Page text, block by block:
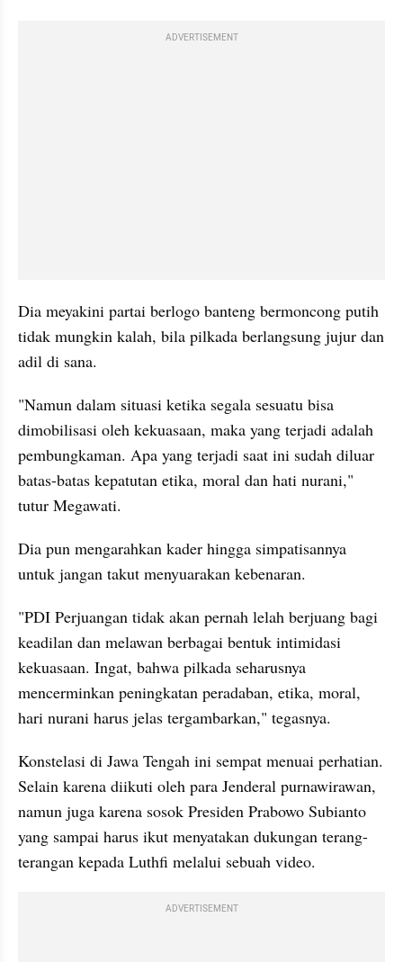
ADVERTISEMENT
Dia meyakini partai berlogo banteng bermoncong putih
tidak mungkin kalah, bila pilkada berlangsung jujur dan
adil di sana.
"Namun dalam situasi ketika segala sesuatu bisa
dimobilisasi oleh kekuasaan, maka yang terjadi adalah
pembungkaman. Apa yang terjadi saat ini sudah diluar
batas-batas kepatutan etika, moral dan hati nurani,"
tutur Megawati.
Dia pun mengarahkan kader hingga simpatisannya
untuk jangan takut menyuarakan kebenaran.
"PDI Perjuangan tidak akan pernah lelah berjuang bagi
keadilan dan melawan berbagai bentuk intimidasi
kekuasaan. Ingat, bahwa pilkada seharusnya
mencerminkan peningkatan peradaban, etika, moral,
hari nurani harus jelas tergambarkan," tegasnya.
Konstelasi di Jawa Tengah ini sempat menuai perhatian.
Selain karena diikuti oleh para Jenderal purnawirawan,
namun juga karena sosok Presiden Prabowo Subianto
yang sampai harus ikut menyatakan dukungan terang-
terangan kepada Luthfi melalui sebuah video.
ADVERTISEMENT